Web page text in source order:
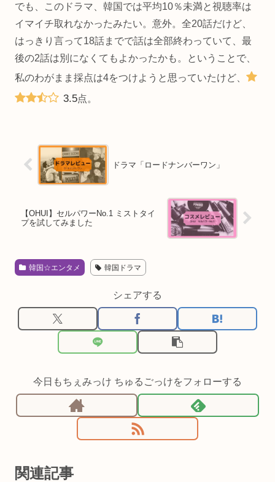
でも、このドラマ、韓国では平均10％未満と視聴率は
イマイチ取れなかったみたい。意外。全20話だけど、
はっきり言って18話までで話は全部終わっていて、最
後の2話は別になくてもよかったかも。ということで、
私のわがまま採点は4をつけようと思っていたけど、
3.5点。
ドラマ「ロードナンバーワン」
【OHUI】セルパワーNo.1 ミストタイ
プを試してみました
韓国☆エンタメ 韓国ドラマ
シェアする
今日もちぇみっけ ちゅるごっけをフォローする
関連記事